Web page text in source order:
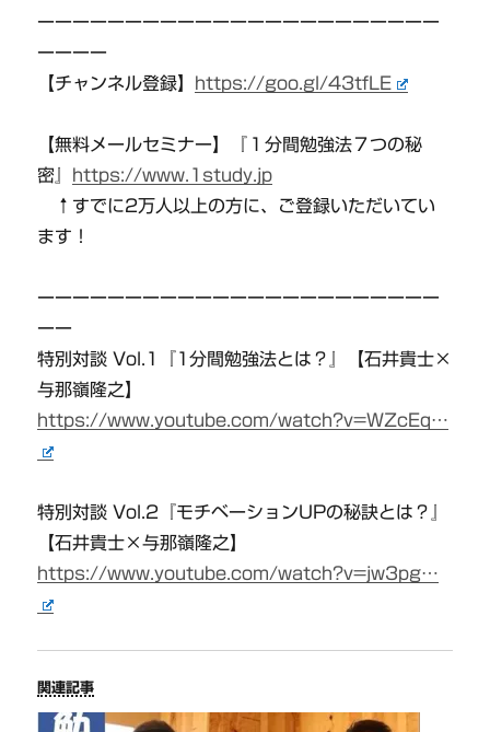
ーーーーーーーーーーーーーーーーーーーーーーー
ーーーー
【チャンネル登録】 https://goo.gl/43tfLE
【無料メールセミナー】『１分間勉強法７つの秘
密』 https://www.1study.jp
↑すでに2万人以上の方に、ご登録いただいてい
ます！
ーーーーーーーーーーーーーーーーーーーーーーー
ーー
特別対談 Vol.1『1分間勉強法とは？』【石井貴士×
与那嶺隆之】
https://www.youtube.com/watch?v=WZcEq…
特別対談 Vol.2『モチベーションUPの秘訣とは？』
【石井貴士×与那嶺隆之】
https://www.youtube.com/watch?v=jw3pg…
関連記事